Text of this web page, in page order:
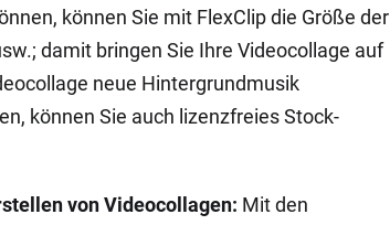
können Sie mit FlexClip die Größe der
damit bringen Sie Ihre Videocollage auf
neue Hintergrundmusik
können Sie auch lizenzfreies Stock-
von Videocollagen: Mit den